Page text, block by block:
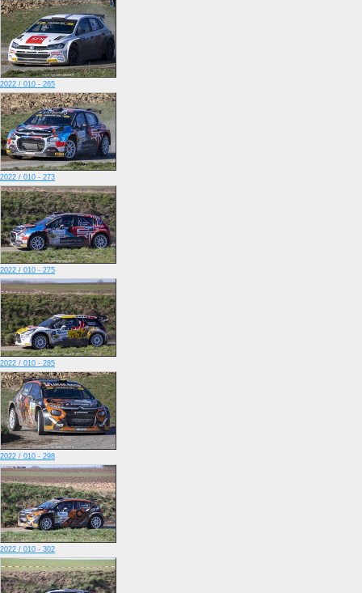
2022 / 010 - 265
2022 / 010 - 273
2022 / 010 - 275
2022 / 010 - 285
2022 / 010 - 298
2022 / 010 - 302